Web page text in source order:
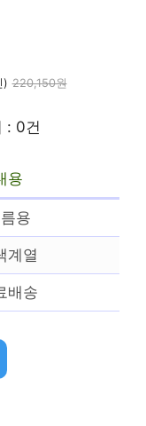
) 220,150원
: 0건
용
용
계열
배송